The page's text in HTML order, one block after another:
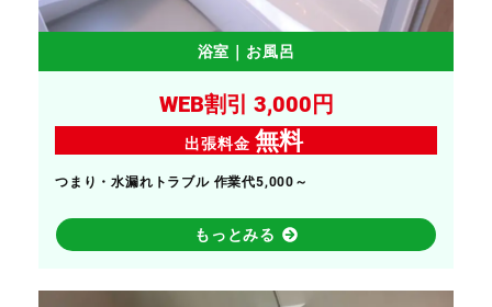
浴室｜お風呂
WEB割引 3,000円
出張料金 無料
つまり・水漏れトラブル 作業代5,000～
もっとみる